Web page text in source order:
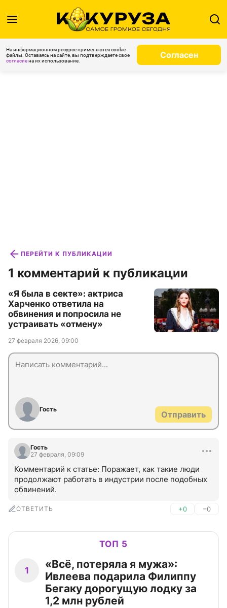
На информационном ресурсе применяются cookie-
файлы. Оставаясь на сайте, вы подтверждаете свое
согласиена их использование.
Согласен
ПЕРЕЙТИ К ПУБЛИКАЦИИ
1 комментарий к публикации
«Я была в секте»: актриса
Харченко ответила на
обвинения и попросила не
устраивать «отмену»
27 февраля 2026, 09:00
Гость
Отправить
Гость
27 февраля, 09:09
Комментарий к статье: Поражает, как такие люди
продолжают работать в индустрии после подобных
обвинений.
ОТВЕТИТЬ +0 –0
ТОП 5
1
«Всё, потеряла я мужа»:
Ивлеева подарила Филиппу
Бегаку дорогущую лодку за
1,2 млн рублей